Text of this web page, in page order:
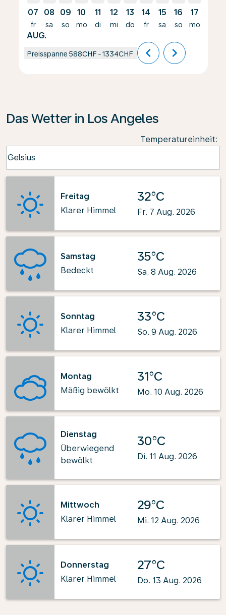
07
fr
AUG.
08
sa
09
so
10
mo
11
di
12
mi
13
do
14
fr
15
sa
16
so
17
mo
Preisspanne 588CHF -1334CHF chevron_left chevron_right
Das Wetter in Los Angeles
Temperatureinheit:
Celsius
keyboard_arrow_down
Freitag
Klarer Himmel
32°C
Fr. 7 Aug. 2026
Samstag
Bedeckt
35°C
Sa. 8 Aug. 2026
Sonntag
Klarer Himmel
33°C
So. 9 Aug. 2026
Montag
Mäßig bewölkt
31°C
Mo. 10 Aug. 2026
Dienstag
Überwiegend
bewölkt
30°C
Di. 11 Aug. 2026
Mittwoch
Klarer Himmel
29°C
Mi. 12 Aug. 2026
Donnerstag
Klarer Himmel
27°C
Do. 13 Aug. 2026